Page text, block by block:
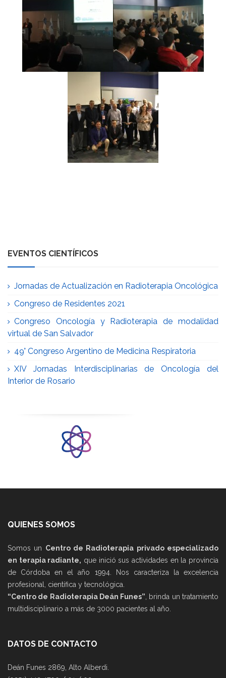
EVENTOS CIENTÍFICOS
Jornadas de Actualización en Radioterapia Oncológica
Congreso de Residentes 2021
Congreso Oncología y Radioterapia de modalidad
virtual de San Salvador
49° Congreso Argentino de Medicina Respiratoria
XIV Jornadas Interdisciplinarias de Oncología del
Interior de Rosario
QUIENES SOMOS
Somos un Centro de Radioterapia privado especializado
en terapia radiante, que inició sus actividades en la provincia
de Córdoba en el año 1994. Nos caracteriza la excelencia
profesional, científica y tecnológica.
“Centro de Radioterapia Deán Funes” , brinda un tratamiento
multidisciplinario a más de 3000 pacientes al año.
DATOS DE CONTACTO
Deán Funes 2869, Alto Alberdi.